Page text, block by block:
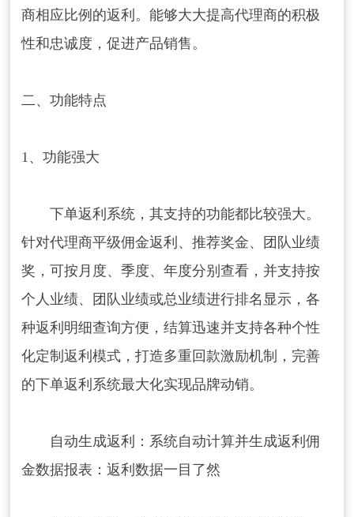
商相应比例的返利。能够大大提高代理商的积极
性和忠诚度，促进产品销售。
二、功能特点
1、功能强大
下单返利系统，其支持的功能都比较强大。
针对代理商平级佣金返利、推荐奖金、团队业绩
奖，可按月度、季度、年度分别查看，并支持按
个人业绩、团队业绩或总业绩进行排名显示，各
种返利明细查询方便，结算迅速并支持各种个性
化定制返利模式，打造多重回款激励机制，完善
的下单返利系统最大化实现品牌动销。
自动生成返利：系统自动计算并生成返利佣
金数据报表：返利数据一目了然